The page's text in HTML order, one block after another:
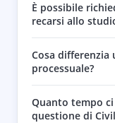
È possibile
recarsi allo
Cosa differenzia
processuale?
Quanto tempo
questione di